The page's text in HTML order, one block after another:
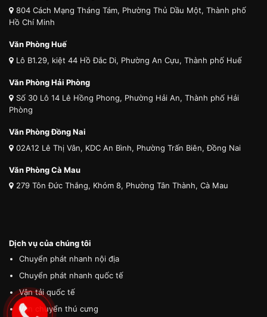
804 Cách Mạng Tháng Tám, Phường Thủ Dầu Một, Thành phố
Hồ Chí Minh
Văn Phòng Huế
Lô B1.29, kiệt 44 Hồ Đắc Di, Phường An Cựu, Thành phố Huế
Văn Phòng Hải Phòng
Số 30 Lô 14 Lê Hồng Phong, Phường Hải An, Thành phố Hải
Phòng
Văn Phòng Đồng Nai
02A12 Lê Thị Vân, KDC An Bình, Phường Trấn Biên, Đồng Nai
Văn Phòng Cà Mau
279 Tôn Đức Thắng, Khóm 8, Phường Tân Thành, Cà Mau
Dịch vụ của chúng tôi
Chuyển phát nhanh nội địa
Chuyển phát nhanh quốc tế
Vận tải quốc tế
Vận chuyển thú cưng